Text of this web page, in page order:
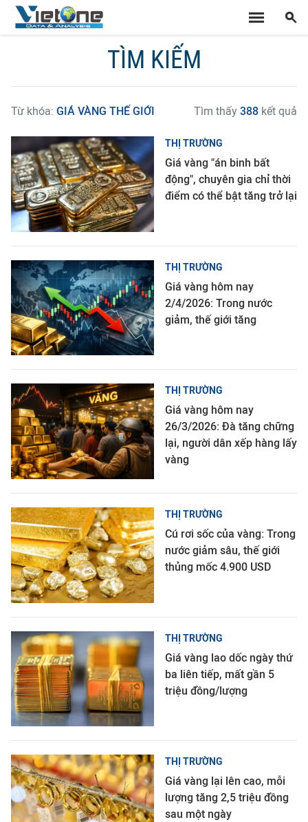
TÌM KIẾM
Từ khóa: GIÁ VÀNG THẾ GIỚI Tìm thấy 388 kết quả
THỊ TRƯỜNG
Giá vàng "án binh bất
động", chuyên gia chỉ thời
điểm có thể bật tăng trở lại
THỊ TRƯỜNG
Giá vàng hôm nay
2/4/2026: Trong nước
giảm, thế giới tăng
THỊ TRƯỜNG
Giá vàng hôm nay
26/3/2026: Đà tăng chững
lại, người dân xếp hàng lấy
vàng
THỊ TRƯỜNG
Cú rơi sốc của vàng: Trong
nước giảm sâu, thế giới
thủng mốc 4.900 USD
THỊ TRƯỜNG
Giá vàng lao dốc ngày thứ
ba liên tiếp, mất gần 5
triệu đồng/lượng
THỊ TRƯỜNG
Giá vàng lại lên cao, mỗi
lượng tăng 2,5 triệu đồng
sau một ngày